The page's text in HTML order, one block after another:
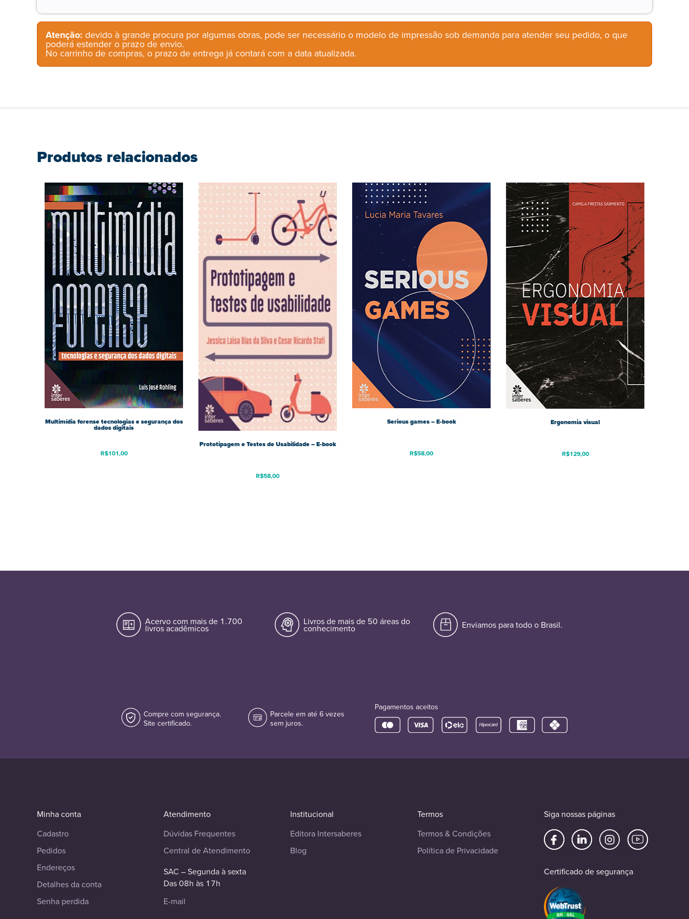
Atenção: devido à grande procura por algumas obras, pode ser necessário o modelo de impressão sob demanda para atender seu pedido, o que
poderá estender o prazo de envio.
No carrinho de compras, o prazo de entrega já contará com a data atualizada.
Produtos relacionados
Multimídia forense tecnologias e segurança dos
dados digitais
R$101,00
Prototipagem e Testes de Usabilidade – E-book
R$58,00
Serious games – E-book
R$58,00
Ergonomia visual
R$129,00
Acervo com mais de 1.700
livros acadêmicos
Livros de mais de 50 áreas do
conhecimento Enviamos para todo o Brasil.
Compre com segurança.
Site certificado.
Parcele em até 6 vezes
sem juros.
Pagamentos aceitos
Minha conta
Cadastro
Pedidos
Endereços
Detalhes da conta
Senha perdida
Atendimento
Dúvidas Frequentes
Central de Atendimento
SAC – Segunda à sexta
Das 08h às 17h
E-mail
Institucional
Editora Intersaberes
Blog
Termos
Termos & Condições
Política de Privacidade
Siga nossas páginas
Certificado de segurança